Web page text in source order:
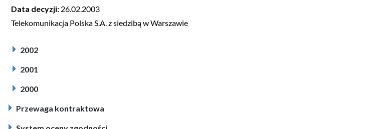
Data decyzji: 26.02.2003
Telekomunikacja Polska S.A. z siedzibą w Warszawie
2002
2001
2000
Przewaga kontraktowa